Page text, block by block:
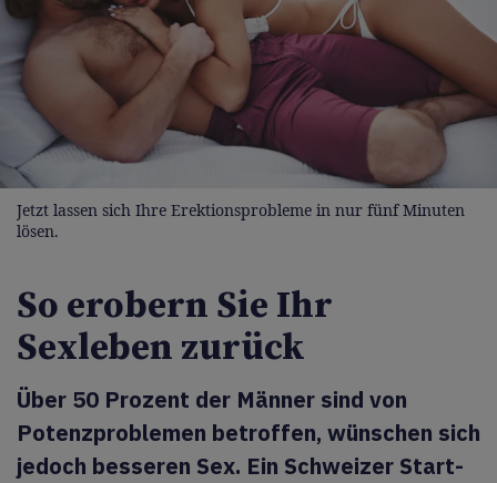
Jetzt lassen sich Ihre Erektionsprobleme in nur fünf Minuten
lösen.
So erobern Sie Ihr
Sexleben zurück
Über 50 Prozent der Männer sind von
Potenzproblemen betroffen, wünschen sich
jedoch besseren Sex. Ein Schweizer Start-